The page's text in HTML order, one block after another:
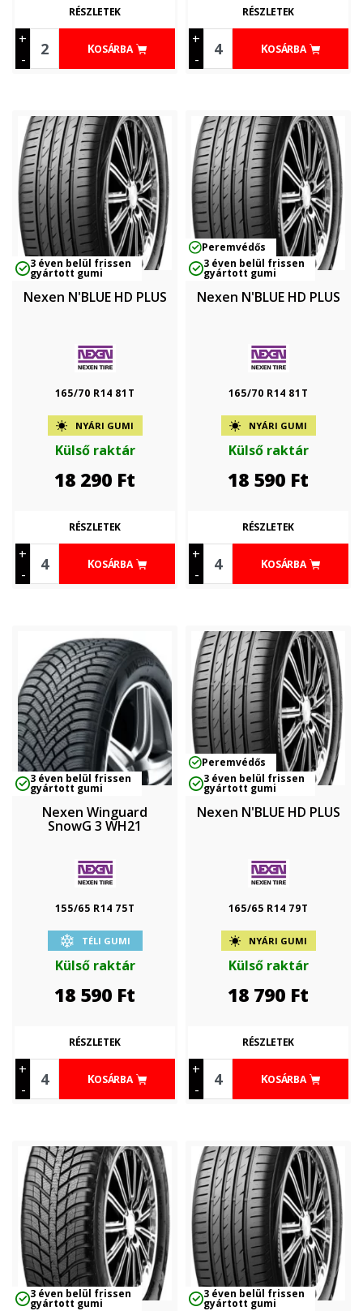
+
-
KOSÁRBA
RÉSZLETEK
+
-
KOSÁRBA
RÉSZLETEK
3 éven belül frissen
gyártott gumi
Nexen N'BLUE HD PLUS
165/70 R14 81T
NYÁRI GUMI
Külső raktár
18 290 Ft
+
-
KOSÁRBA
RÉSZLETEK
Peremvédős
3 éven belül frissen
gyártott gumi
Nexen N'BLUE HD PLUS
165/70 R14 81T
NYÁRI GUMI
Külső raktár
18 590 Ft
+
-
KOSÁRBA
RÉSZLETEK
3 éven belül frissen
gyártott gumi
Nexen Winguard
SnowG 3 WH21
155/65 R14 75T
TÉLI GUMI
Külső raktár
18 590 Ft
+
-
KOSÁRBA
RÉSZLETEK
Peremvédős
3 éven belül frissen
gyártott gumi
Nexen N'BLUE HD PLUS
165/65 R14 79T
NYÁRI GUMI
Külső raktár
18 790 Ft
+
-
KOSÁRBA
RÉSZLETEK
3 éven belül frissen
gyártott gumi
3 éven belül frissen
gyártott gumi